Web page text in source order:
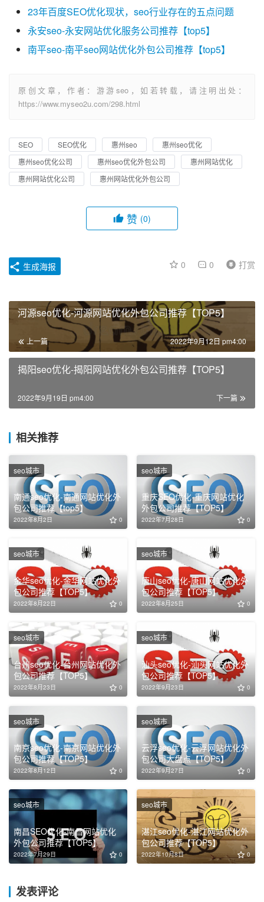
23年百度SEO优化现状，seo行业存在的五点问题
永安seo-永安网站优化服务公司推荐【top5】
南平seo-南平seo网站优化外包公司推荐【top5】
原创文章，作者：游游seo，如若转载，请注明出处：
https://www.myseo2u.com/298.html
SEO SEO优化 惠州seo
惠州seo优化
惠州seo优化公司
惠州seo优化外包公司
惠州网站优化
惠州网站优化公司
惠州网站优化外包公司
赞 (0)
0 0 打赏
生成海报
河源seo优化-河源网站优化外包公司推荐【TOP5】
上一篇 2022年9月12日 pm4:00
揭阳seo优化-揭阳网站优化外包公司推荐【TOP5】
下一篇
2022年9月19日 pm4:00
相关推荐
南通seo优化-南通网站优化外
包公司推荐【top5】
2022年8月2日 0
seo城市
重庆SEO优化-重庆网站优化
外包公司推荐【TOP5】
2022年7月28日 0
seo城市
金华seo优化-金华网站优化外
包公司推荐【TOP5】
2022年8月22日 0
seo城市
唐山seo优化-唐山网站优化外
包公司推荐【TOP5】
2022年8月25日 0
seo城市
台州seo优化-台州网站优化外
包公司推荐【TOP5】
2022年8月23日 0
seo城市
汕头seo优化-汕头网站优化外
包公司推荐【TOP5】
2022年9月23日 0
seo城市
南京seo优化-南京网站优化外
包公司推荐【TOP5】
2022年8月12日 0
seo城市
云浮seo优化-云浮网站优化外
包公司大盘点【TOP5】
2022年9月27日 0
seo城市
南昌SEO优化-南昌网站优化
外包公司推荐【TOP5】
2022年7月29日 0
seo城市
湛江seo优化-湛江网站优化外
包公司推荐【TOP5】
2022年10月8日 0
seo城市
发表评论